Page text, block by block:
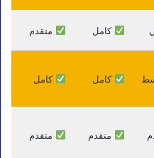
كامل متقدم
كامل كامل
متقدم متقدم